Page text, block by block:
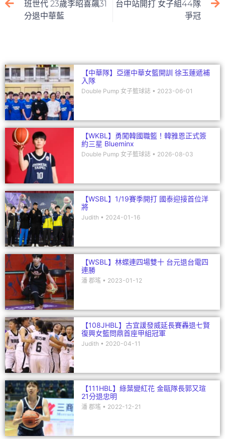
b
o
at dI
班世代 23歲李昭喜飆31
分退中華藍
台中站開打 女子組44隊
爭冠
【中華隊】亞運中華女籃開訓 徐玉蓮遞補
入隊
Double Pump 女子籃球誌 2023-06-01
【WKBL】勇闖韓國職籃！韓雅恩正式簽
約三星 Blueminx
Double Pump 女子籃球誌 2026-08-03
【WSBL】1/19賽季開打 國泰迎接首位洋
將
Judith 2024-01-16
【WSBL】林蝶連四場雙十 台元退台電四
連勝
潘 郡瑤 2023-01-12
【108JHBL】古宜諼發威延長賽轟退七賢
復興女籃問鼎首座甲組冠軍
Judith 2020-04-11
【111HBL】綠葉變紅花 金甌隊長郭又瑄
21分退忠明
潘 郡瑤 2022-12-21